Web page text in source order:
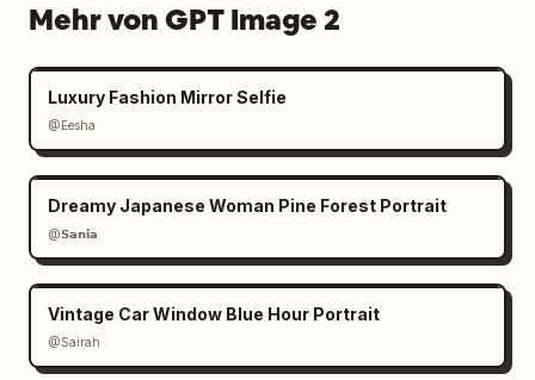
Mehr von GPT Image 2
Luxury Fashion Mirror Selfie
@Eesha
Dreamy Japanese Woman Pine Forest Portrait
@𝗦𝗮𝗻𝗶𝗮
Vintage Car Window Blue Hour Portrait
@Sairah